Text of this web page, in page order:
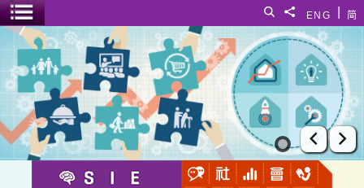
简
ENG
分享給
搜尋
選單開關
銀髮族教練培訓計劃
上一張
下